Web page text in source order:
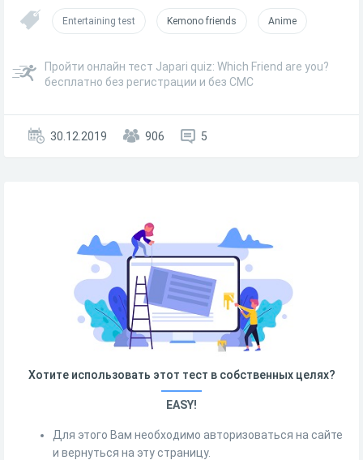
Entertaining test Kemono friends Anime
Пройти онлайн тест Japari quiz: Which Friend are you?
бесплатно без регистрации и без СМС
30.12.2019 906 5
Хотите использовать этот тест в собственных целях?
EASY!
Для этого Вам необходимо авторизоваться на сайте
и вернуться на эту страницу.